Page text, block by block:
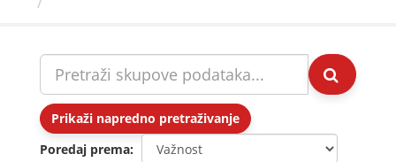
Prikaži napredno pretraživanje
Poredaj prema